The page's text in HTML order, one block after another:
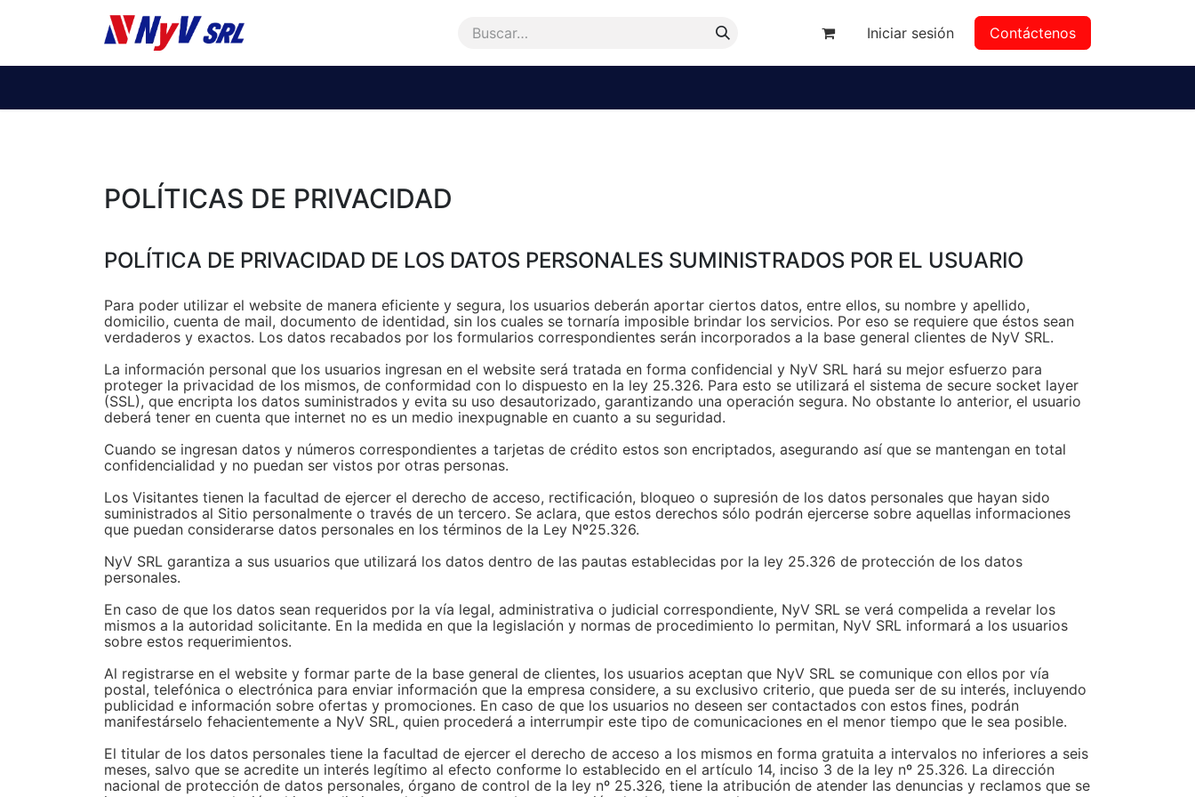
Iniciar sesión Contáctenos
POLÍTICAS DE PRIVACIDAD
POLÍTICA DE PRIVACIDAD DE LOS DATOS PERSONALES SUMINISTRADOS POR EL USUARIO
Para poder utilizar el website de manera eficiente y segura, los usuarios deberán aportar ciertos datos, entre ellos, su nombre y apellido,
domicilio, cuenta de mail, documento de identidad, sin los cuales se tornaría imposible brindar los servicios. Por eso se requiere que éstos sean
verdaderos y exactos. Los datos recabados por los formularios correspondientes serán incorporados a la base general clientes de NyV SRL.
La información personal que los usuarios ingresan en el website será tratada en forma confidencial y NyV SRL hará su mejor esfuerzo para
proteger la privacidad de los mismos, de conformidad con lo dispuesto en la ley 25.326. Para esto se utilizará el sistema de secure socket layer
(SSL), que encripta los datos suministrados y evita su uso desautorizado, garantizando una operación segura. No obstante lo anterior, el usuario
deberá tener en cuenta que internet no es un medio inexpugnable en cuanto a su seguridad.
Cuando se ingresan datos y números correspondientes a tarjetas de crédito estos son encriptados, asegurando así que se mantengan en total
confidencialidad y no puedan ser vistos por otras personas.
Los Visitantes tienen la facultad de ejercer el derecho de acceso, rectificación, bloqueo o supresión de los datos personales que hayan sido
suministrados al Sitio personalmente o través de un tercero. Se aclara, que estos derechos sólo podrán ejercerse sobre aquellas informaciones
que puedan considerarse datos personales en los términos de la Ley Nº25.326.
NyV SRL garantiza a sus usuarios que utilizará los datos dentro de las pautas establecidas por la ley 25.326 de protección de los datos
personales.
En caso de que los datos sean requeridos por la vía legal, administrativa o judicial correspondiente, NyV SRL se verá compelida a revelar los
mismos a la autoridad solicitante. En la medida en que la legislación y normas de procedimiento lo permitan, NyV SRL informará a los usuarios
sobre estos requerimientos.
Al registrarse en el website y formar parte de la base general de clientes, los usuarios aceptan que NyV SRL se comunique con ellos por vía
postal, telefónica o electrónica para enviar información que la empresa considere, a su exclusivo criterio, que pueda ser de su interés, incluyendo
publicidad e información sobre ofertas y promociones. En caso de que los usuarios no deseen ser contactados con estos fines, podrán
manifestárselo fehacientemente a NyV SRL, quien procederá a interrumpir este tipo de comunicaciones en el menor tiempo que le sea posible.
El titular de los datos personales tiene la facultad de ejercer el derecho de acceso a los mismos en forma gratuita a intervalos no inferiores a seis
meses, salvo que se acredite un interés legítimo al efecto conforme lo establecido en el artículo 14, inciso 3 de la ley nº 25.326. La dirección
nacional de protección de datos personales, órgano de control de la ley nº 25.326, tiene la atribución de atender las denuncias y reclamos que se